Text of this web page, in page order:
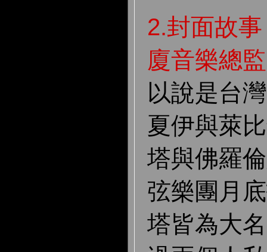
2.封面故
廈音樂總
以說是台
夏伊與萊
塔與佛羅
弦樂團月
塔皆為大